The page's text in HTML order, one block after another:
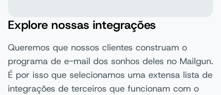
Explore nossas integrações
Queremos que nossos clientes construam o
programa de e-mail dos sonhos deles no Mailgun.
É por isso que selecionamos uma extensa lista de
integrações de terceiros que funcionam com o